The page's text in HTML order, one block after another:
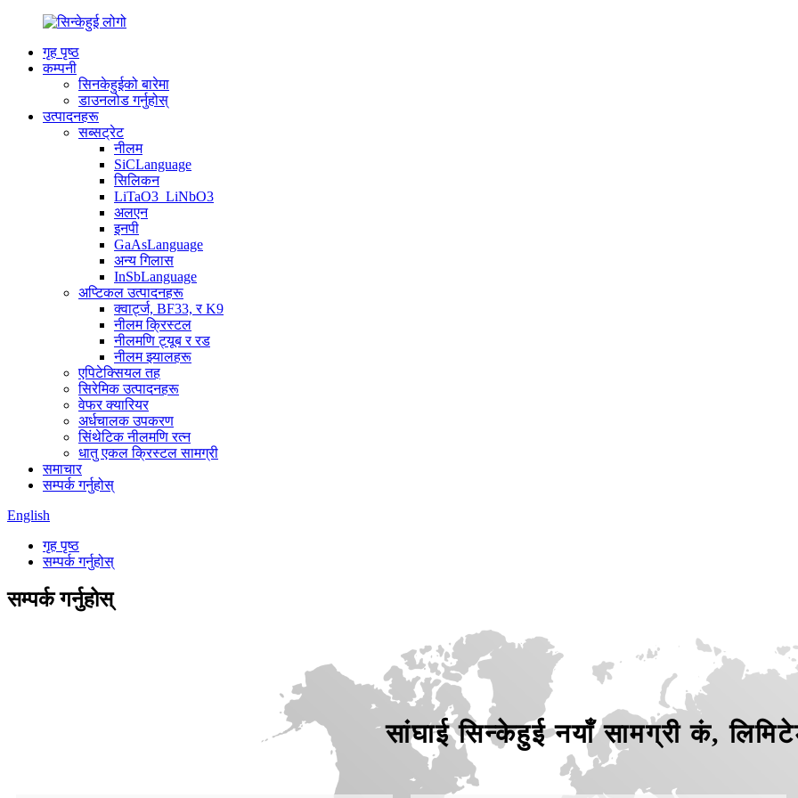
गृह पृष्ठ
कम्पनी
सिनकेहुईको बारेमा
डाउनलोड गर्नुहोस्
उत्पादनहरू
सब्सट्रेट
नीलम
SiCLanguage
सिलिकन
LiTaO3_LiNbO3
अलएन
इनपी
GaAsLanguage
अन्य गिलास
InSbLanguage
अप्टिकल उत्पादनहरू
क्वार्ट्ज, BF33, र K9
नीलम क्रिस्टल
नीलमणि ट्यूब र रड
नीलम झ्यालहरू
एपिटेक्सियल तह
सिरेमिक उत्पादनहरू
वेफर क्यारियर
अर्धचालक उपकरण
सिंथेटिक नीलमणि रत्न
धातु एकल क्रिस्टल सामग्री
समाचार
सम्पर्क गर्नुहोस्
English
गृह पृष्ठ
सम्पर्क गर्नुहोस्
सम्पर्क गर्नुहोस्
सांघाई सिन्केहुई नयाँ सामग्री कं,